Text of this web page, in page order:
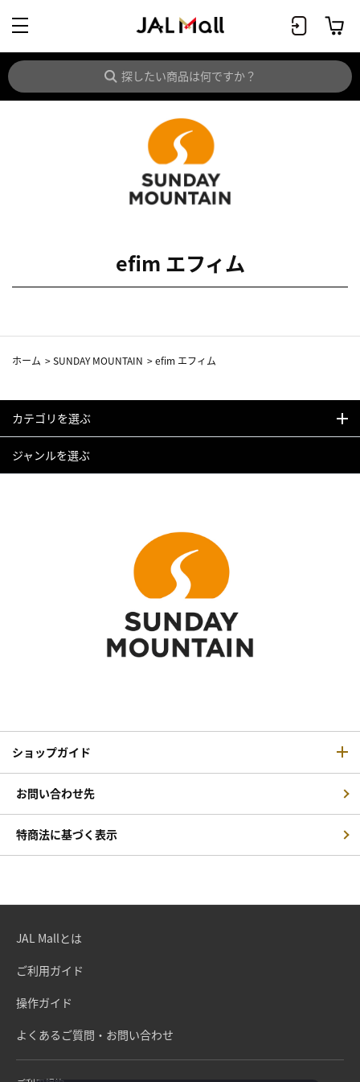
efim エフィム
ホーム >SUNDAY MOUNTAIN >efim エフィム
カテゴリを選ぶ
ジャンルを選ぶ
ショップガイド
お問い合わせ先
特商法に基づく表示
JAL Mallとは
ご利用ガイド
操作ガイド
よくあるご質問・お問い合わせ